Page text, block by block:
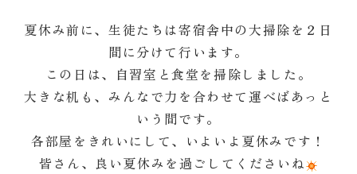
夏休み前に、生徒たちは寄宿舎中の大掃除を２日
間に分けて行います。
この日は、自習室と食堂を掃除しました。
大きな机も、みんなで力を合わせて運べばあっと
いう間です。
各部屋をきれいにして、いよいよ夏休みです！
皆さん、良い夏休みを過ごしてくださいね